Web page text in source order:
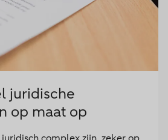
juridische
op maat op